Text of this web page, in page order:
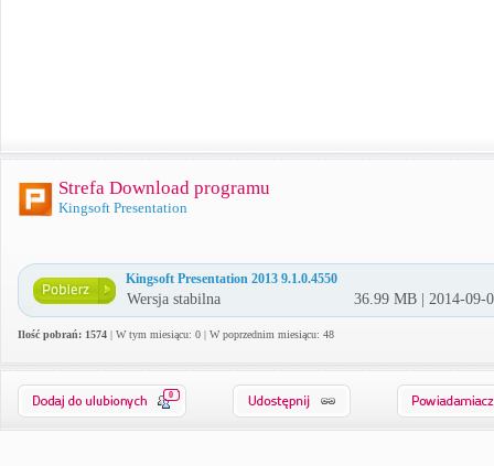
Strefa Download programu
Kingsoft Presentation
Kingsoft Presentation 2013 9.1.0.4550
Wersja stabilna 36.99 MB | 2014-09-
Ilość pobrań: 1574 | W tym miesiącu: 0 | W poprzednim miesiącu: 48
0